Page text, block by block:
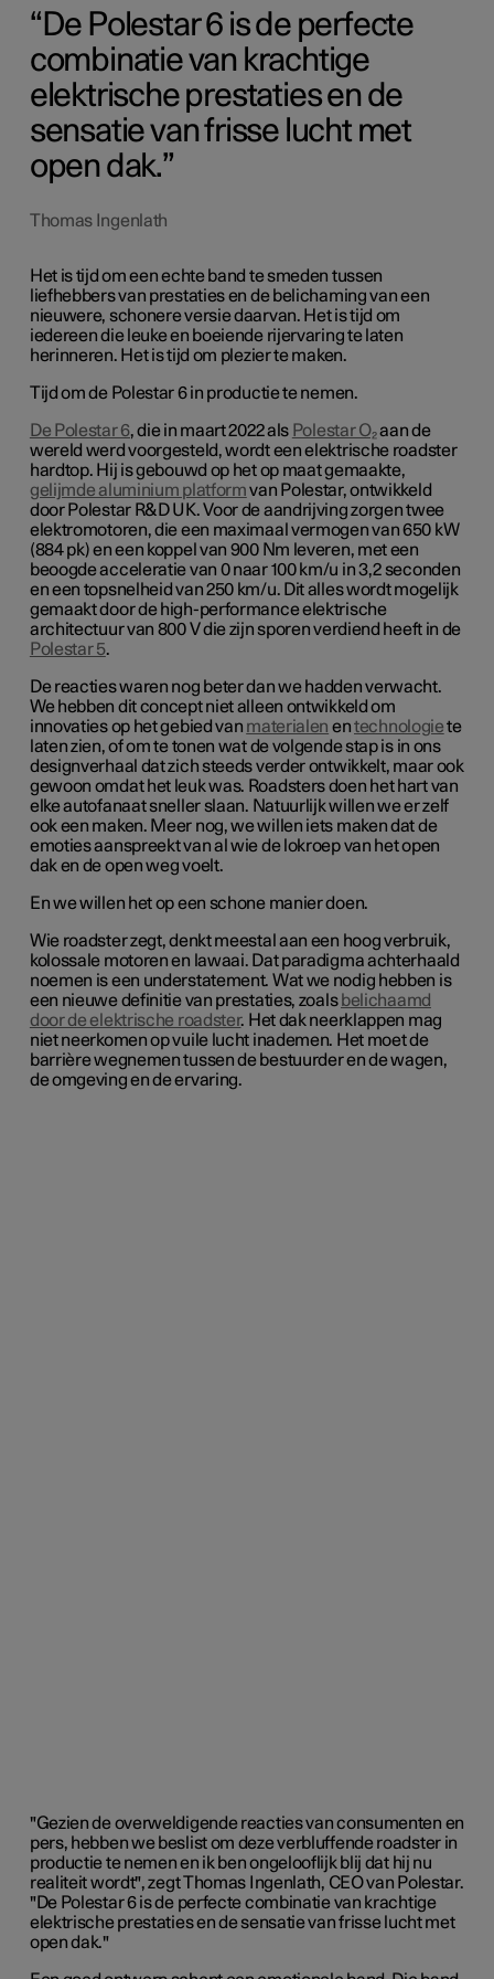
De Polestar 6 is de perfecte
combinatie van krachtige
elektrische prestaties en de
sensatie van frisse lucht met
open dak.
Thomas Ingenlath
Het is tijd om een echte band te smeden tussen
liefhebbers van prestaties en de belichaming van een
nieuwere, schonere versie daarvan. Het is tijd om
iedereen die leuke en boeiende rijervaring te laten
herinneren. Het is tijd om plezier te maken.
Tijd om de Polestar 6 in productie te nemen.
De Polestar 6, die in maart 2022 als Polestar O₂aan de
wereld werd voorgesteld, wordt een elektrische roadster
hardtop. Hij is gebouwd op het op maat gemaakte,
gelijmde aluminium platformvan Polestar, ontwikkeld
door Polestar R&D UK. Voor de aandrijving zorgen twee
elektromotoren, die een maximaal vermogen van 650 kW
(884 pk) en een koppel van 900 Nm leveren, met een
beoogde acceleratie van 0 naar 100 km/u in 3,2 seconden
en een topsnelheid van 250 km/u. Dit alles wordt mogelijk
gemaakt door de high-performance elektrische
architectuur van 800 V die zijn sporen verdiend heeft in de
Polestar 5.
De reacties waren nog beter dan we hadden verwacht.
We hebben dit concept niet alleen ontwikkeld om
innovaties op het gebied van materialen entechnologiete
laten zien, of om te tonen wat de volgende stap is in ons
designverhaal dat zich steeds verder ontwikkelt, maar ook
gewoon omdat het leuk was. Roadsters doen het hart van
elke autofanaat sneller slaan. Natuurlijk willen we er zelf
ook een maken. Meer nog, we willen iets maken dat de
emoties aanspreekt van al wie de lokroep van het open
dak en de open weg voelt.
En we willen het op een schone manier doen.
Wie roadster zegt, denkt meestal aan een hoog verbruik,
kolossale motoren en lawaai. Dat paradigma achterhaald
noemen is een understatement. Wat we nodig hebben is
een nieuwe definitie van prestaties, zoals belichaamd
door de elektrische roadster. Het dak neerklappen mag
niet neerkomen op vuile lucht inademen. Het moet de
barrière wegnemen tussen de bestuurder en de wagen,
de omgeving en de ervaring.
"Gezien de overweldigende reacties van consumenten en
pers, hebben we beslist om deze verbluffende roadster in
productie te nemen en ik ben ongelooflijk blij dat hij nu
realiteit wordt", zegt Thomas Ingenlath, CEO van Polestar.
"De Polestar 6 is de perfecte combinatie van krachtige
elektrische prestaties en de sensatie van frisse lucht met
open dak."